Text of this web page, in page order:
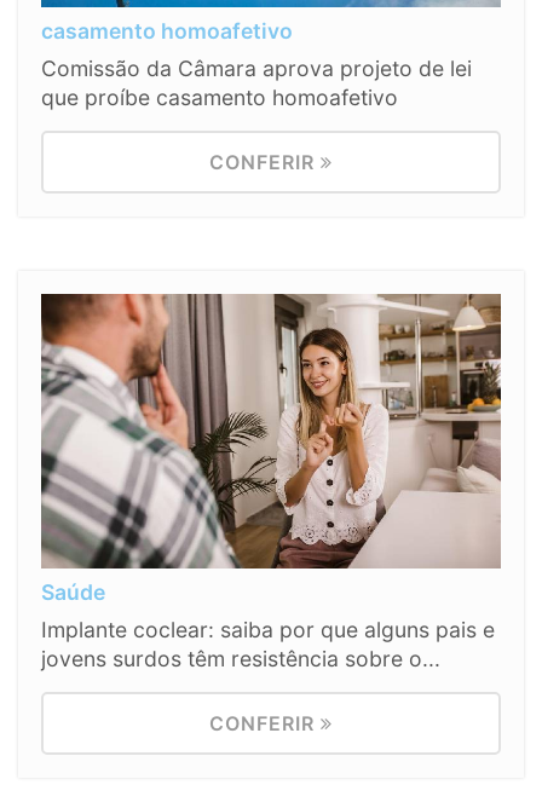
casamento homoafetivo
Comissão da Câmara aprova projeto de lei
que proíbe casamento homoafetivo
CONFERIR
Saúde
Implante coclear: saiba por que alguns pais e
jovens surdos têm resistência sobre o...
CONFERIR